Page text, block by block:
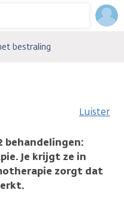
bestraling
Luister
behandelingen:
Je krijgt ze in
zorgt dat